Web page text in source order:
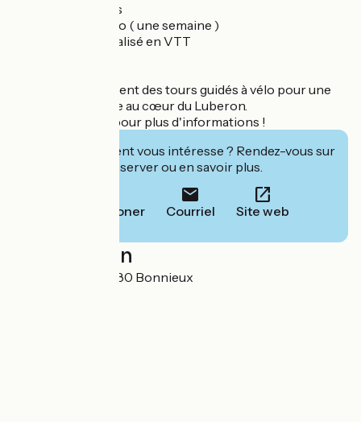
- Les ocres à vélos
- Le Luberon à vélo ( une semaine )
- Circuit personnalisé en VTT
Retrouvez également des tours guidés à vélo pour une
expérience unique au cœur du Luberon.
Contactez-nous pour plus d'informations !
Cet établissement vous intéresse ? Rendez-vous sur
leur site pour réserver ou en savoir plus.
Téléphoner Courriel Site web
Localisation
3 Rue Raspail 84480 Bonnieux